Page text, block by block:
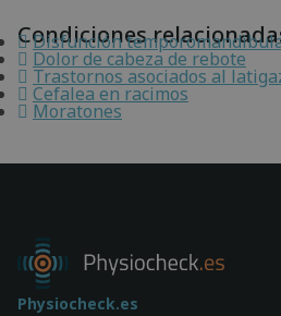
Condiciones
Disfunción
Dolor de cabeza de rebote
Trastornos asociados al
Cefalea en racimos
Moratones
Physiocheck.es